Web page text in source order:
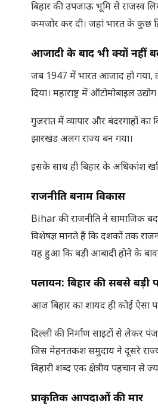
बिहार की उपजाऊ भूमि से राजस्व
कमजोर कर दी। जहां भारत के कुछ
आजादी के बाद भी क्यों नहीं
जब 1947 में भारत आजाद हो गया,
दिया। महाराष्ट्र में ऑटोमोबाइल
गुजरात में व्यापार और बंदरगाहों
झारखंड अलग राज्य बन गया।
इसके साथ ही बिहार के अधिकांश
राजनीति बनाम विकास
Bihar की राजनीति ने सामाजिक
विशेषज्ञ मानते हैं कि दशकों तक
यह हुआ कि बड़ी आबादी होने के
पलायन: बिहार की सबसे बड़ी
आज बिहार का शायद ही कोई ऐसा
दिल्ली की निर्माण साइटों से लेकर
जिस मेहनतकश समुदाय ने दूसरे
बिहारी शब्द एक क्षेत्रीय पहचान से
प्राकृतिक आपदाओं की मार